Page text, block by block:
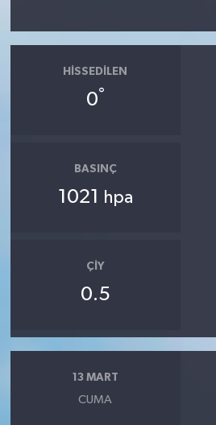
HISSEDILEN
0°
BASINÇ
1021 hpa
ÇIY
0.5
13 MART
CUMA